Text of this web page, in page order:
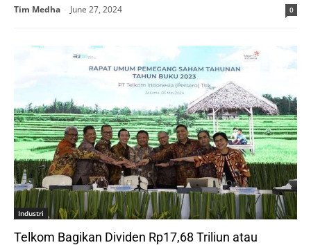
Tim Medha - June 27, 2024 0
Industri
Telkom Bagikan Dividen Rp17,68 Triliun atau